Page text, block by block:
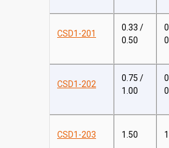
CSD1-201
0.33 /
0.50
CSD1-202
0.75 /
1.00
CSD1-203 1.50